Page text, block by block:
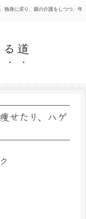
独身に戻り、親の介護をしつつ、年
道
せたり、ハゲ